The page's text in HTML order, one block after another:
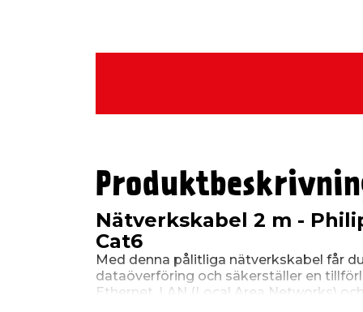
Nätverkskabel 2 m -
Cat6
Med denna pålitliga nätverkskabel får
dataöverföring och säkerställer en
Ethernet, LAN (Local Area Networks)